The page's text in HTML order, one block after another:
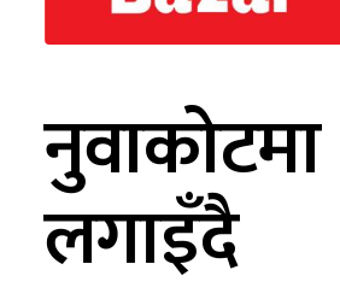
लगाइँदै